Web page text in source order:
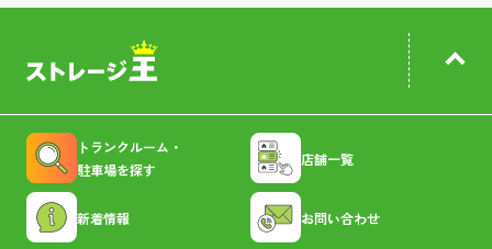
サイズ：1.6~9.2帖料金： 9,020~33,000
キャンペーン
トランクルーム・
駐車場を探す
店舗一覧
新着情報 お問い合わせ